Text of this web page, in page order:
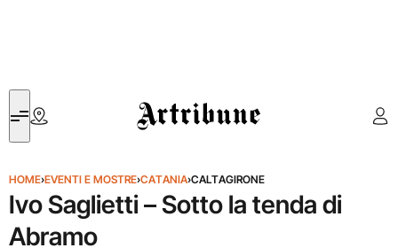
Artribune
HOME›EVENTI E MOSTRE›CATANIA›CALTAGIRONE
Ivo Saglietti – Sotto la tenda di
Abramo